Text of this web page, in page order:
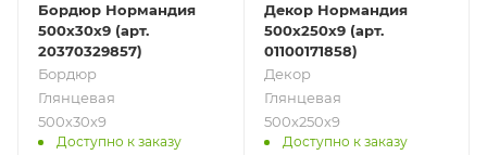
Бордюр Нормандия
500х30х9 (арт.
20370329857)
Бордюр
Глянцевая
500х30х9
Доступно к заказу
Декор Нормандия
500х250х9 (арт.
01100171858)
Декор
Глянцевая
500х250х9
Доступно к заказу